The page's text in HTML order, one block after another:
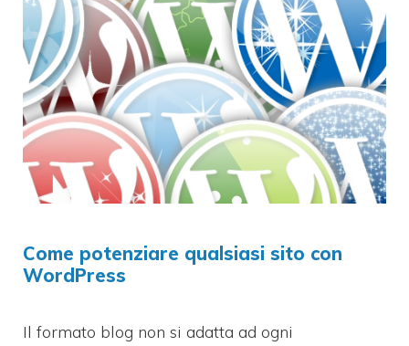
Come potenziare qualsiasi sito con
WordPress
Il formato blog non si adatta ad ogni